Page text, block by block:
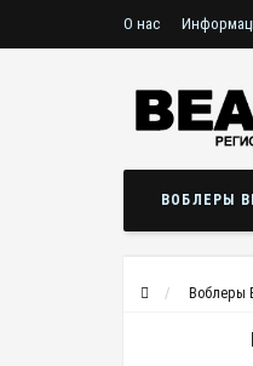
О нас
ВОБЛЕРЫ
Воблеры